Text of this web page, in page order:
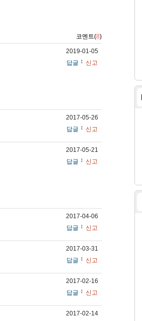
코멘트(8)
2019-01-05
답글
신고
2017-05-26
답글
신고
2017-05-21
답글
신고
2017-04-06
답글
신고
2017-03-31
답글
신고
2017-02-16
답글
신고
2017-02-14